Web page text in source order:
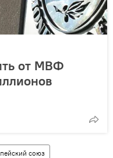
от МВФ
союз